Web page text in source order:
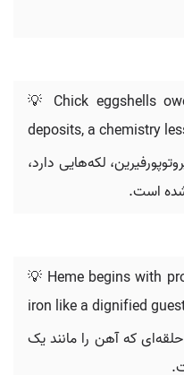
💡 Chick eggshells
deposits, a chemistry
لکه‌هایی دارد،
است.
💡 Heme begins with
iron like a dignified
حلقه‌ای که آهن را مانند یک